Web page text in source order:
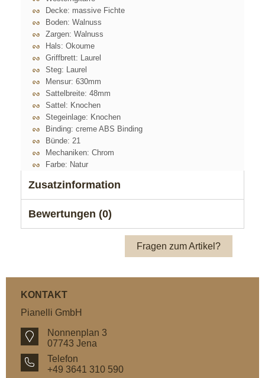
Decke: massive Fichte
Boden: Walnuss
Zargen: Walnuss
Hals: Okoume
Griffbrett: Laurel
Steg: Laurel
Mensur: 630mm
Sattelbreite: 48mm
Sattel: Knochen
Stegeinlage: Knochen
Binding: creme ABS Binding
Bünde: 21
Mechaniken: Chrom
Farbe: Natur
Zusatzinformation
Bewertungen (0)
Fragen zum Artikel?
KONTAKT
Pianelli GmbH
Nonnenplan 3
07743 Jena
Telefon
+49 3641 310 590